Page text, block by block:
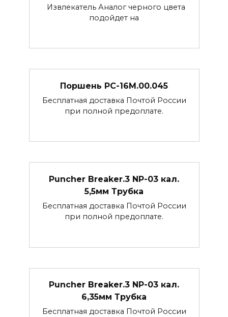
Извлекатель Аналог черного цвета
подойдет на
Поршень РС-16М.00.045
Бесплатная доставка Почтой России
при полной предоплате.
Puncher Breaker.3 NP-03 кал.
5,5мм Трубка
Бесплатная доставка Почтой России
при полной предоплате.
Puncher Breaker.3 NP-03 кал.
6,35мм Трубка
Бесплатная доставка Почтой России